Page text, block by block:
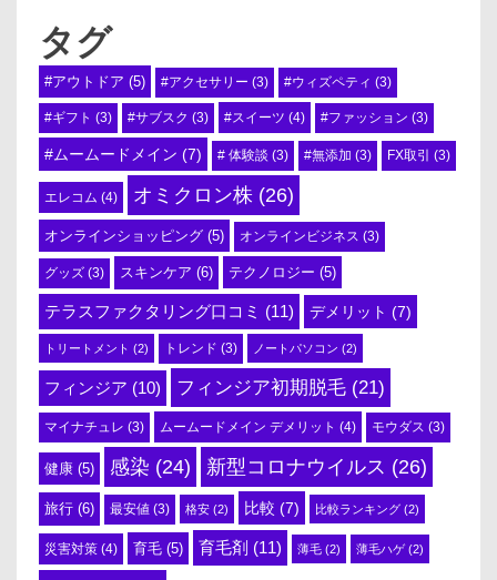
タグ
#アウトドア (5) #アクセサリー (3) #ウィズペティ (3)
#ギフト (3) #サブスク (3) #スイーツ (4) #ファッション (3)
#ムームードメイン (7) # 体験談 (3) #無添加 (3) FX取引 (3)
エレコム (4) オミクロン株 (26)
オンラインショッピング (5) オンラインビジネス (3)
グッズ (3) スキンケア (6) テクノロジー (5)
テラスファクタリング口コミ (11) デメリット (7)
トリートメント (2) トレンド (3) ノートパソコン (2)
フィンジア (10) フィンジア初期脱毛 (21)
マイナチュレ (3) ムームードメイン デメリット (4) モウダス (3)
健康 (5) 感染 (24) 新型コロナウイルス (26)
旅行 (6) 最安値 (3) 格安 (2) 比較 (7) 比較ランキング (2)
災害対策 (4) 育毛 (5) 育毛剤 (11) 薄毛 (2) 薄毛ハゲ(2)